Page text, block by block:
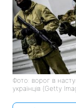
Фото: ворог в
українців (Getty